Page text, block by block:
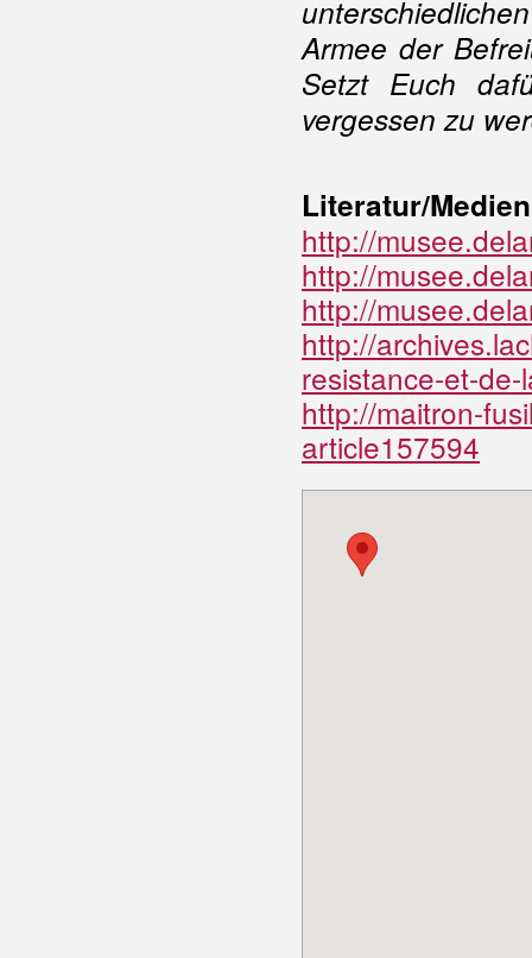
Armee der
Setzt Euch
vergessen zu
Literatur/Medien
http://
http://
http://
http://
resistance-et-
http://maitron-
article157594